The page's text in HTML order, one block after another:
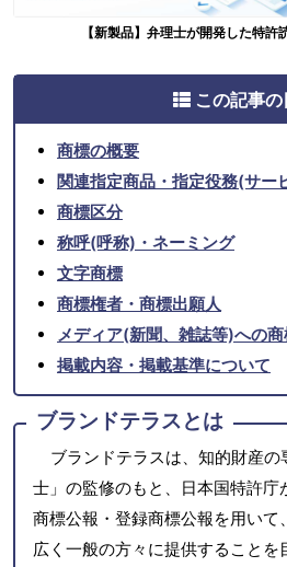
【新製品】弁理士が開発した特許
この記事の
商標の概要
関連指定商品・指定役務(サー
商標区分
称呼(呼称)・ネーミング
文字商標
商標権者・商標出願人
メディア(新聞、雑誌等)への
掲載内容・掲載基準について
ブランドテラスとは
ブランドテラスは、知的財産の
士」の監修のもと、日本国特許庁
商標公報・登録商標公報を用いて
広く一般の方々に提供することを